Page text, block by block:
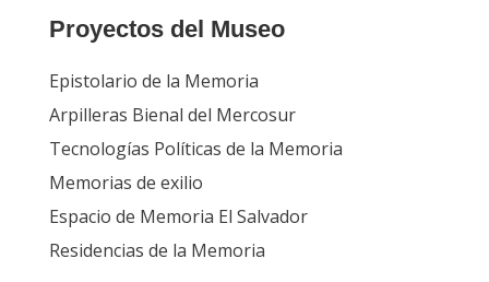
Proyectos del Museo
Epistolario de la Memoria
Arpilleras Bienal del Mercosur
Tecnologías Políticas de la Memoria
Memorias de exilio
Espacio de Memoria El Salvador
Residencias de la Memoria